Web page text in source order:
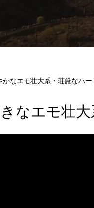
かなエモ壮大系・荘厳なハ
なエモ壮大